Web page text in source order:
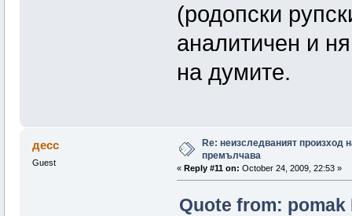
(родопски
аналитичен и
на думите.
десс
Guest
Re: неизследваният произход
премълчава
« Reply #11 on: October 24, 2009, 22:53 »
Quote from: pomak